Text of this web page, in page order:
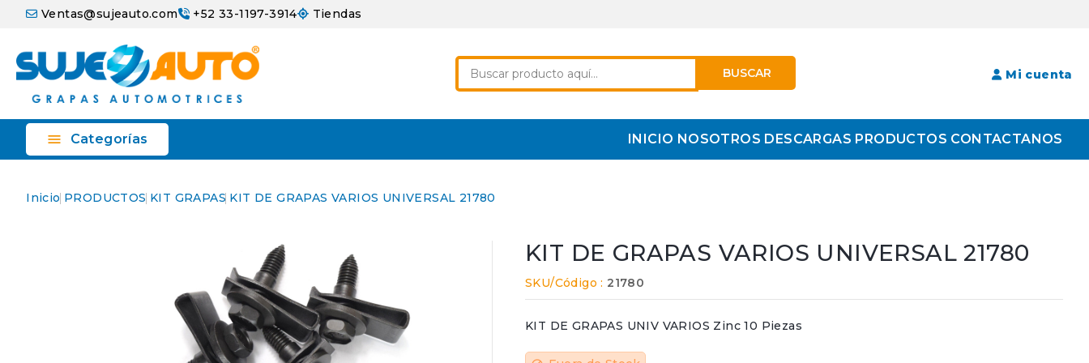
Ventas@sujeauto.com +52 33-1197-3914 Tiendas
BUSCAR Mi cuenta
 Categorías INICIO NOSOTROS DESCARGAS PRODUCTOS CONTACTANOS
Inicio PRODUCTOS KIT GRAPAS KIT DE GRAPAS VARIOS UNIVERSAL 21780
KIT DE GRAPAS VARIOS UNIVERSAL 21780
SKU/Código : 21780
KIT DE GRAPAS UNIV VARIOS Zinc 10 Piezas